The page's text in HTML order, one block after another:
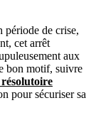
période de crise,
cet arrêt
aux
bon motif, suivre
résolutoire
pour sécuriser sa